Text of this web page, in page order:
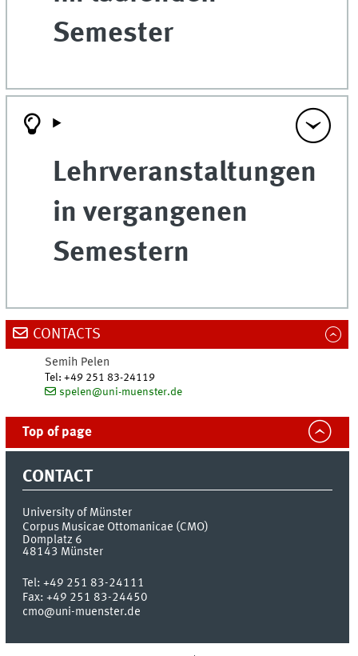
Semester
Lehrveranstaltungen
in vergangenen
Semestern
CONTACTS
Semih Pelen
Tel:+49 251 83-24119
spelen@uni-muenster.de
Top of page
CONTACT
University of Münster
Corpus Musicae Ottomanicae (CMO)
Domplatz 6
48143 Münster
Tel:+49 251 83-24111
Fax:+49 251 83-24450
cmo@uni-muenster.de